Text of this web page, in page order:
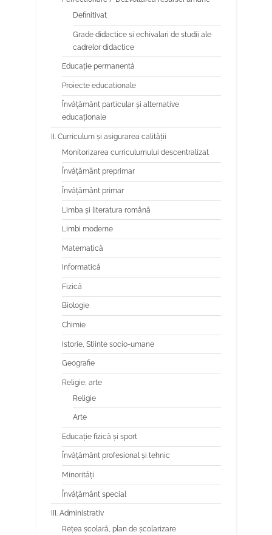
Definitivat
Grade didactice si echivalari de studii ale
cadrelor didactice
Educaţie permanentă
Proiecte educationale
Învăţământ particular şi alternative
educaţionale
II. Curriculum și asigurarea calității
Monitorizarea curriculumului descentralizat
Învățământ preprimar
Învățământ primar
Limba şi literatura română
Limbi moderne
Matematică
Informatică
Fizică
Biologie
Chimie
Istorie, Stiinte socio-umane
Geografie
Religie, arte
Religie
Arte
Educaţie fizică şi sport
Învăţământ profesional şi tehnic
Minorităţi
Învăţământ special
III. Administrativ
Reţea şcolară, plan de şcolarizare